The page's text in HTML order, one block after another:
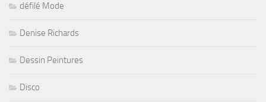
défilé Mode
Denise Richards
Dessin Peintures
Disco